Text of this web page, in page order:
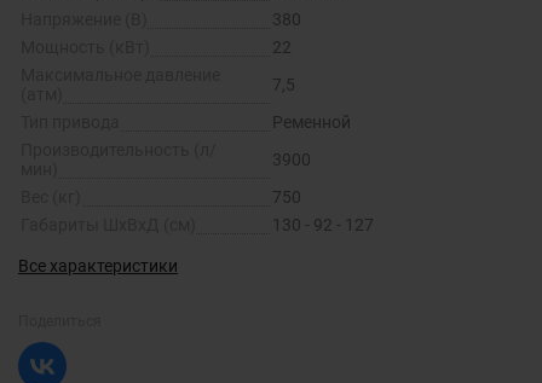
380
22
7,5
Ременной
3900
750
130 - 92 - 127
Все характеристики